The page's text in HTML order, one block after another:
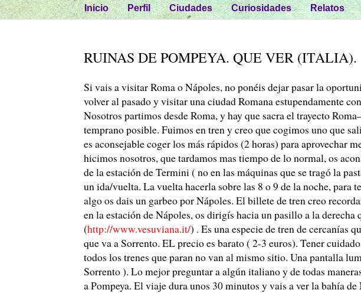
Inicio Perfil Ciudades Curiosidades Relatos
RUINAS DE POMPEYA. QUE VER (ITALIA).
Si vais a visitar Roma o Nápoles, no ponéis dejar pasar la
volver al pasado y visitar una ciudad Romana estupendamente
Nosotros partimos desde Roma, y hay que sacra el trayecto
temprano posible. Fuimos en tren y creo que cogimos uno que
es aconsejable coger los más rápidos (2 horas) para aprovechar
hicimos nosotros, que tardamos mas tiempo de lo normal, os
de la estación de Termini ( no en las máquinas que se tragó la
un ida/vuelta. La vuelta hacerla sobre las 8 o 9 de la noche, para
algo os dais un garbeo por Nápoles. El billete de tren creo
en la estación de Nápoles, os dirigís hacia un pasillo a la derecha
(http://www.vesuviana.it/) . Es una especie de tren de cercanías
que va a Sorrento. EL precio es barato ( 2-3 euros). Tener
todos los trenes que paran no van al mismo sitio. Una pantalla
Sorrento ). Lo mejor preguntar a algún italiano y de todas
a Pompeya. El viaje dura unos 30 minutos y vais a ver la bahía